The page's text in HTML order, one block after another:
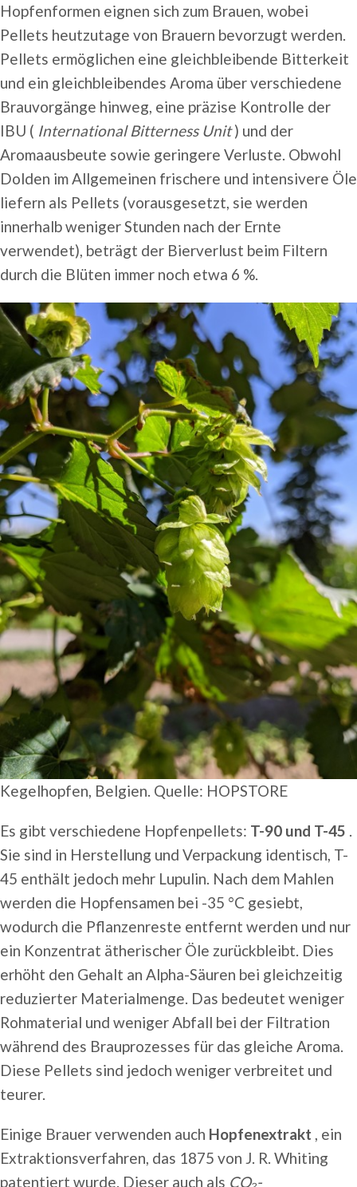
Hopfenformen eignen sich zum Brauen, wobei
Pellets heutzutage von Brauern bevorzugt werden.
Pellets ermöglichen eine gleichbleibende Bitterkeit
und ein gleichbleibendes Aroma über verschiedene
Brauvorgänge hinweg, eine präzise Kontrolle der
IBU ( International Bitterness Unit) und der
Aromaausbeute sowie geringere Verluste. Obwohl
Dolden im Allgemeinen frischere und intensivere Öle
liefern als Pellets (vorausgesetzt, sie werden
innerhalb weniger Stunden nach der Ernte
verwendet), beträgt der Bierverlust beim Filtern
durch die Blüten immer noch etwa 6 %.
Kegelhopfen, Belgien. Quelle: HOPSTORE
Es gibt verschiedene Hopfenpellets: T-90 und T-45 .
Sie sind in Herstellung und Verpackung identisch, T-
45 enthält jedoch mehr Lupulin. Nach dem Mahlen
werden die Hopfensamen bei -35 °C gesiebt,
wodurch die Pflanzenreste entfernt werden und nur
ein Konzentrat ätherischer Öle zurückbleibt. Dies
erhöht den Gehalt an Alpha-Säuren bei gleichzeitig
reduzierter Materialmenge. Das bedeutet weniger
Rohmaterial und weniger Abfall bei der Filtration
während des Brauprozesses für das gleiche Aroma.
Diese Pellets sind jedoch weniger verbreitet und
teurer.
Einige Brauer verwenden auch Hopfenextrakt , ein
Extraktionsverfahren, das 1875 von J. R. Whiting
patentiert wurde. Dieser auch als CO₂-